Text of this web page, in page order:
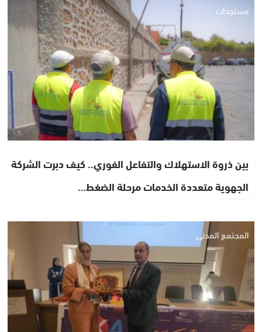
مستجدات
بين ذروة الاستهلاك والتفاعل الفوري.. كيف دبرت الشركة
الجهوية متعددة الخدمات مرحلة الضغط…
المجتمع المدني